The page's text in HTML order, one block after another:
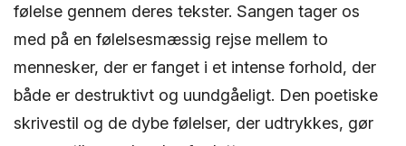
følelse gennem deres tekster. Sangen tager os
med på en følelsesmæssig rejse mellem to
mennesker, der er fanget i et intense forhold, der
både er destruktivt og uundgåeligt. Den poetiske
skrivestil og de dybe følelser, der udtrykkes, gør